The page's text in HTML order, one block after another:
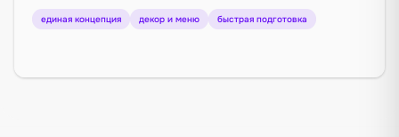
единая концепция декор и меню быстрая подготовка